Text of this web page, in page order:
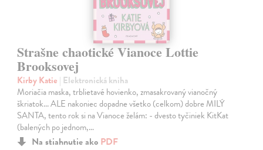
Strašne chaotické Vianoce Lottie
Brooksovej
Kirby Katie | Elektronická kniha
Moriačia maska, trblietavé hovienko, zmasakrovaný vianočný
škriatok... ALE nakoniec dopadne všetko (celkom) dobre MILÝ
SANTA, tento rok si na Vianoce želám: - dvesto tyčiniek KitKat
(balených po jednom,…
Na stiahnutie ako PDF